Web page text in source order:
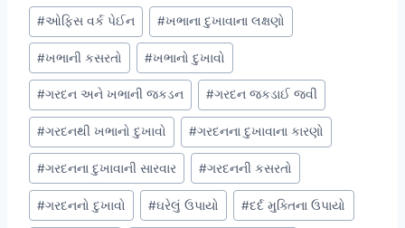
Post
Tags:
#ઓફિસ વર્ક પેઈન #ખભાના દુખાવાના લક્ષણો
#ખભાની કસરતો #ખભાનો દુખાવો
#ગરદન અને ખભાની જકડન #ગરદન જકડાઈ જવી
#ગરદનથી ખભાનો દુખાવો #ગરદનના દુખાવાના કારણો
#ગરદનના દુખાવાની સારવાર #ગરદનની કસરતો
#ગરદનનો દુખાવો #ઘરેલું ઉપાયો #દર્દ મુક્તિના ઉપાયો